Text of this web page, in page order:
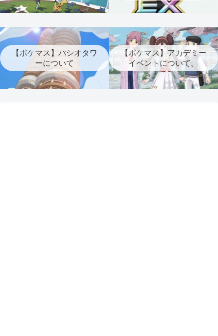
【ポケマス】パシオタワ
ーについて
【ポケマス】アカデミー
イベントについて。